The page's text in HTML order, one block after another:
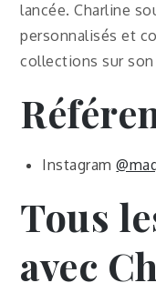
lancée. Charline
personnalisés et
collections sur
Instagram
Tous
avec